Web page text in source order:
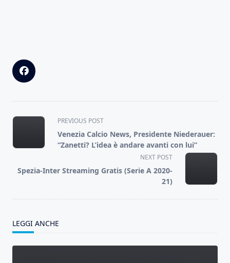
<span
class="nav-
subtitle
reader-
PREVIOUS POST
Venezia Calcio News, Presidente Niederauer:
“Zanetti? L’idea è andare avanti con lui”
NEXT POST
Spezia-Inter Streaming Gratis (Serie A 2020-
21)
LEGGI ANCHE